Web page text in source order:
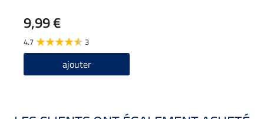
9,99 €
4.7 3
ajouter